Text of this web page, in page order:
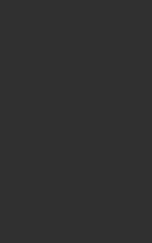
su Linkedin